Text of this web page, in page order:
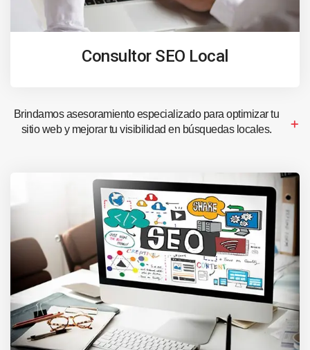
Consultor SEO Local
Brindamos asesoramiento especializado para optimizar tu
sitio web y mejorar tu visibilidad en búsquedas locales.